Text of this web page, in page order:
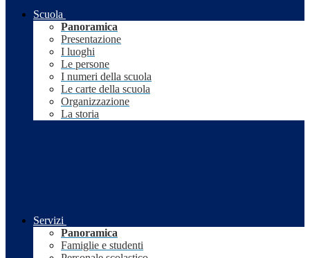
Scuola
Panoramica
Presentazione
I luoghi
Le persone
I numeri della scuola
Le carte della scuola
Organizzazione
La storia
Servizi
Panoramica
Famiglie e studenti